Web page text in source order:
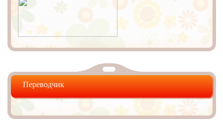
Переводчик